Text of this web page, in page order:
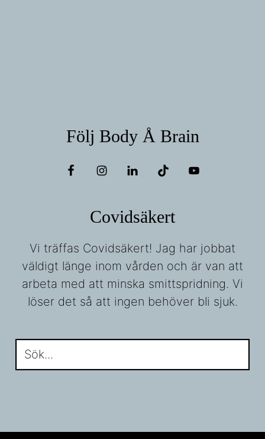
Följ Body Å Brain
Covidsäkert
Vi träffas Covidsäkert! Jag har jobbat
väldigt länge inom vården och är van att
arbeta med att minska smittspridning. Vi
löser det så att ingen behöver bli sjuk.
Sök...